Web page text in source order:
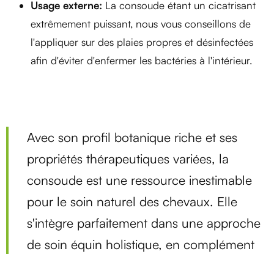
Usage externe: La consoude étant un cicatrisant
extrêmement puissant, nous vous conseillons de
l'appliquer sur des plaies propres et désinfectées
afin d'éviter d'enfermer les bactéries à l'intérieur.
Avec son profil botanique riche et ses
propriétés thérapeutiques variées, la
consoude est une ressource inestimable
pour le soin naturel des chevaux. Elle
s'intègre parfaitement dans une approche
de soin équin holistique, en complément